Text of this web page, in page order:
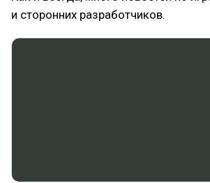
и сторонних разработчиков.